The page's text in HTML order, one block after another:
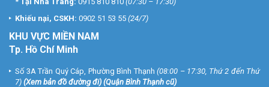
Khiếu nại, CSKH: 0902 51 53 55 (24/7)
KHU VỰC MIỀN NAM
Tp. Hồ Chí Minh
Số 3A Trần Quý Cáp, Phường Bình Thạnh (08:00 – 17:30, Thứ 2 đến Thứ
7) (Xem bản đồ đường đi) (Quận Bình Thạnh cũ)